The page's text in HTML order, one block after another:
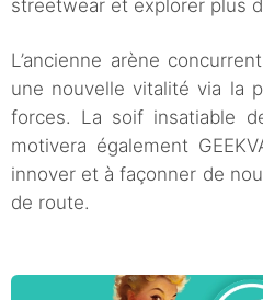
streetwear et explorer plus
L’ancienne arène
une nouvelle vitalité via la
forces. La soif insatiable
motivera également
innover et à façonner de
de route.